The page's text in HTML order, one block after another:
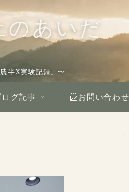
のあいだ
半X実験記録。〜
ログ記事 📨お問い合わせ